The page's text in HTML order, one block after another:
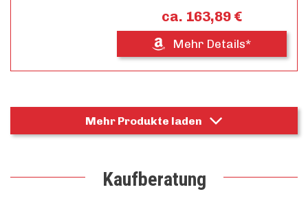
ca. 163,89 €
Mehr Details*
Mehr Produkte laden
Kaufberatung